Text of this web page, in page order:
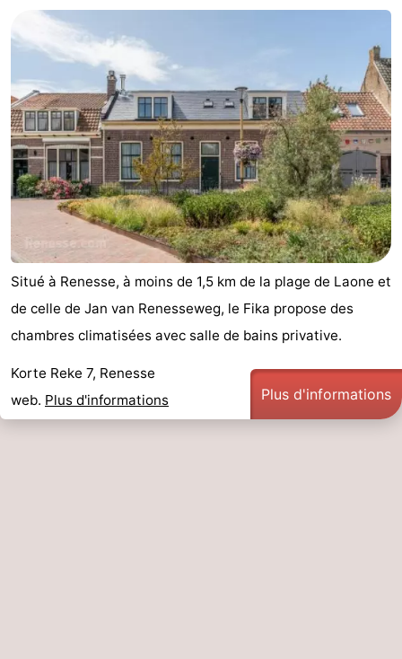
Oranjezon
Oostkapelle
-
de
Mantelingen
Domburg
-
Zoutelande
-
Vlissingen
-
Middelburg
Météo
Contact
Situé à Renesse, à moins de 1,5 km de la plage de Laone et
de celle de Jan van Renesseweg, le Fika propose des
chambres climatisées avec salle de bains privative.
Korte Reke 7, Renesse
web. Plus d'informations Plus d'informations